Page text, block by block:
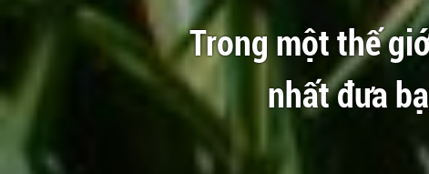
Trong một thế
nhất đưa